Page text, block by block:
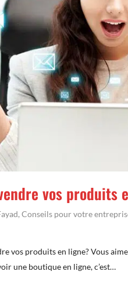
vos produits
,Conseils pour votre
vos produits en ligne? Vous
une boutique en ligne, c’est…